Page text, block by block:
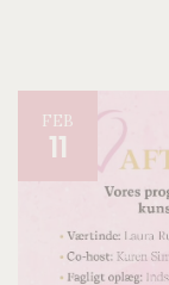
FEB
11